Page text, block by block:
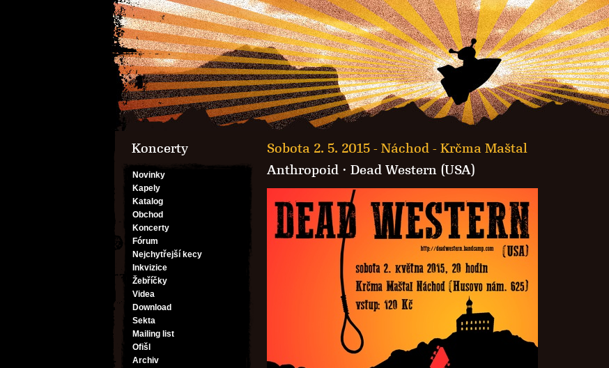
Koncerty
Novinky
Kapely
Katalog
Obchod
Koncerty
Fórum
Nejchytřejší kecy
Inkvizice
Žebříčky
Videa
Download
Sekta
Mailing list
Ofišl
Archiv
Sobota 2. 5. 2015 - Náchod - Krčma Maštal
Anthropoid · Dead Western (USA)